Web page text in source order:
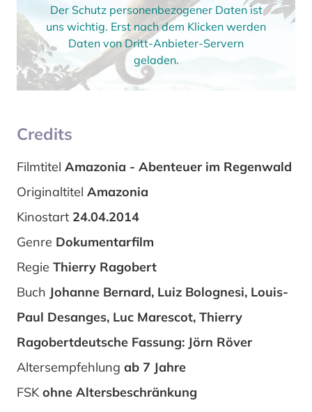
Der Schutz personenbezogener Daten ist
uns wichtig. Erst nach dem Klicken werden
Daten von Dritt-Anbieter-Servern
geladen.
Credits
Filmtitel Amazonia - Abenteuer im Regenwald
Originaltitel Amazonia
Kinostart 24.04.2014
Genre Dokumentarfilm
Regie Thierry Ragobert
Buch Johanne Bernard, Luiz Bolognesi, Louis-
Paul Desanges, Luc Marescot, Thierry
Ragobertdeutsche Fassung: Jörn Röver
Altersempfehlung ab 7 Jahre
FSK ohne Altersbeschränkung